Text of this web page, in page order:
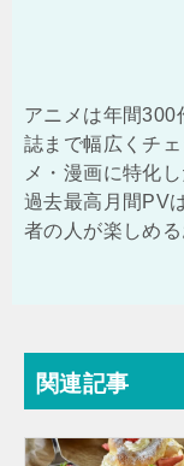
アニメは年間300
誌まで幅広くチ
メ・漫画に特化
過去最高月間PV
者の人が楽しめ
関連記事